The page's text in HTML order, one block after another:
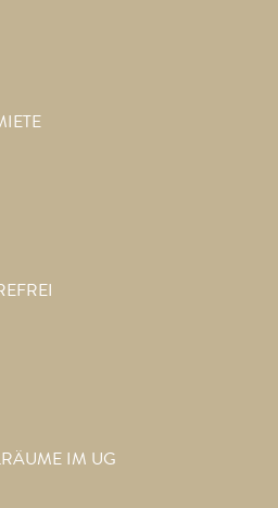
IM UG